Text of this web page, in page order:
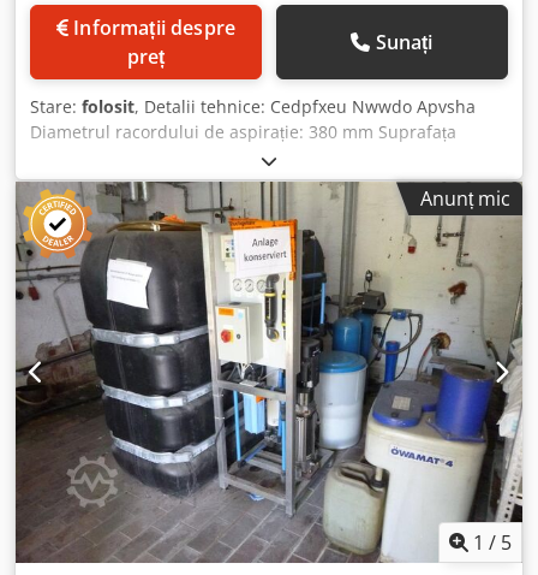
preț
Sunați
Stare: folosit, Detalii tehnice: Cedpfxeu Nwwdo Apvsha
Diametrul racordului de aspirație: 380 mm Suprafața
filtrului: 610 x 660 + 560 x 470 + 570 x 470 mm Puterea
totală necesară: 4,0 kW Dimensiuni (L x l x h): 0,6 x 1,1 x 2,2
m - 2x racorduri de aspirație la bază stânga/dreapta: Ø 300
x 200 / Ø 200 x 170 mm - Deschidere de evacuare (L x h):
280 x 145 mm - 3 bucăți filtre tip casetă - cu montaj pe
perete
Anunț mic
1 / 5